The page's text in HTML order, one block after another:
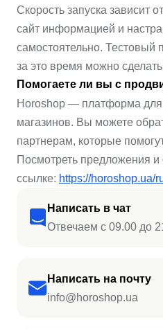
Написать в чат
Отвечаем с 09.00 до
Написать на почту
info@horoshop.ua
Скорость запуска зависит
сайт информацией и
самостоятельно.
за это время можно
Помогаете ли вы с
Horoshop — платформа для
магазинов. Вы можете
партнерам, которые
Посмотреть предложения
ссылке: https://horoshop.ua/